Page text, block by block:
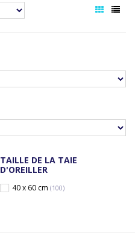
TAILLE DE LA TAIE
D'OREILLER
40 x 60 cm (100)